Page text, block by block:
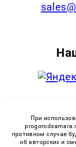
При
противном случае
об авторских и